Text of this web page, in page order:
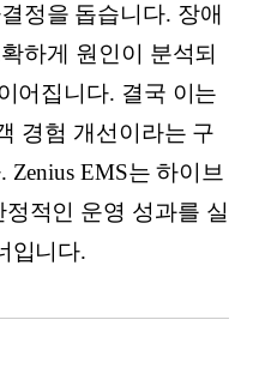
정을 돕습니다. 장애
하게 원인이 분석되
어집니다. 결국 이는
경험 개선이라는 구
EMS는 하이브
적인 운영 성과를 실
입니다.